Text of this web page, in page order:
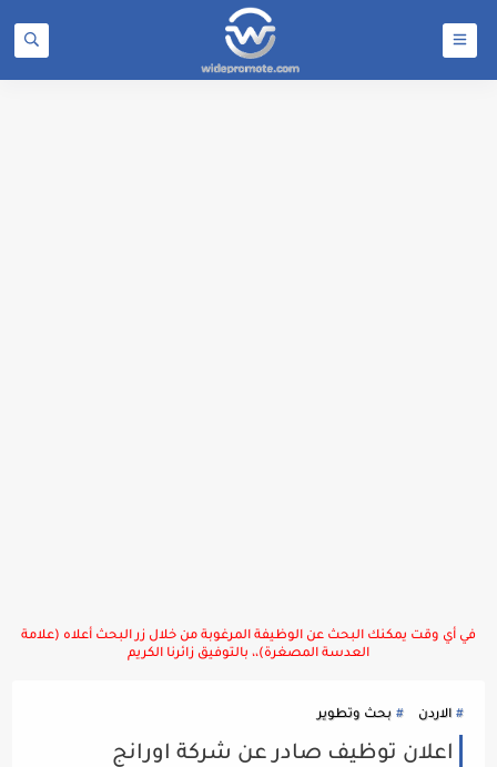
في أي وقت يمكنك البحث عن الوظيفة المرغوبة من خلال زر البحث أعلاه (علامة
العدسة المصغرة)،، بالتوفيق زائرنا الكريم
الاردن بحث وتطوير
اعلان توظيف صادر عن شركة اورانج